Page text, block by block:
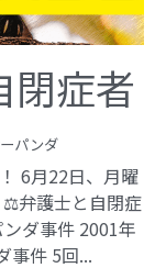
症者
パンダ
6月22日、月曜
⚖️弁護士と自閉症
ダ事件​ 2001年
事件 5回...